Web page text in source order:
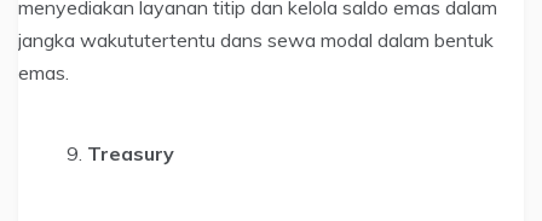
menyediakan layanan titip dan kelola saldo emas dalam
jangka wakututertentu dans sewa modal dalam bentuk
emas.
Treasury